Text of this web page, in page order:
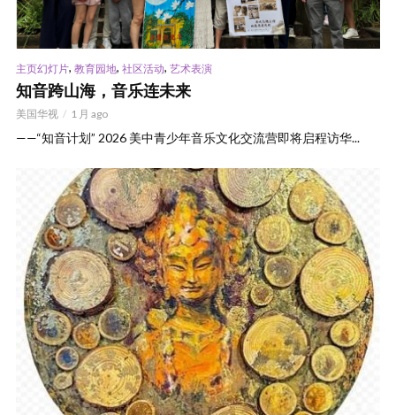
主页幻灯片, 教育园地, 社区活动, 艺术表演
知音跨山海，音乐连未来
美国华视 1 月 ago
——“知音计划” 2026 美中青少年音乐文化交流营即将启程访华...